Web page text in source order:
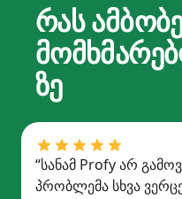
რას
ზე
“სანამ Profy არ
პრობლემა სხვა